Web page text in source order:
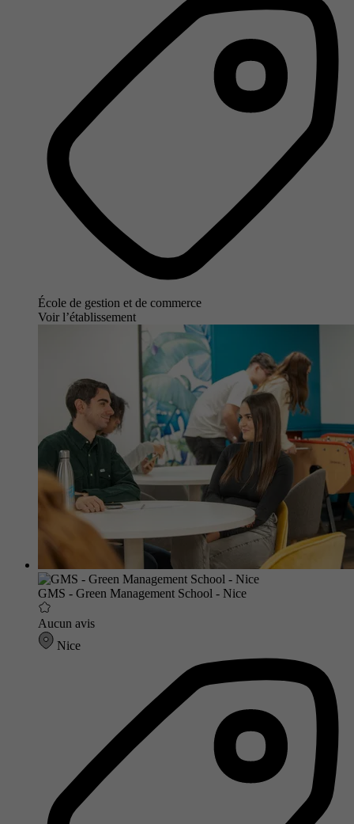
École de gestion et de commerce
Voir l’établissement
GMS - Green Management School - Nice
Aucun avis
Nice